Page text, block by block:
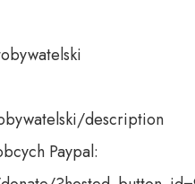
description
Paypal: